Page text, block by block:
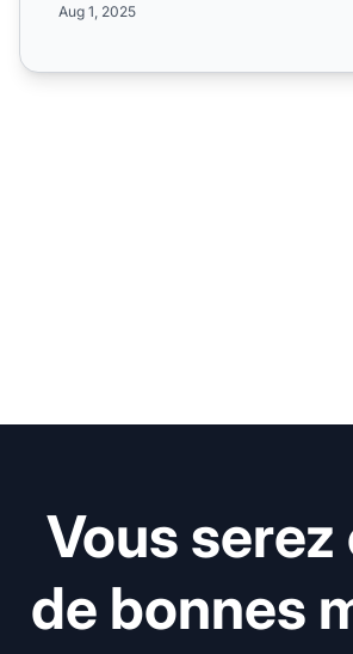
Aug 1, 2025
Vous
de bonnes